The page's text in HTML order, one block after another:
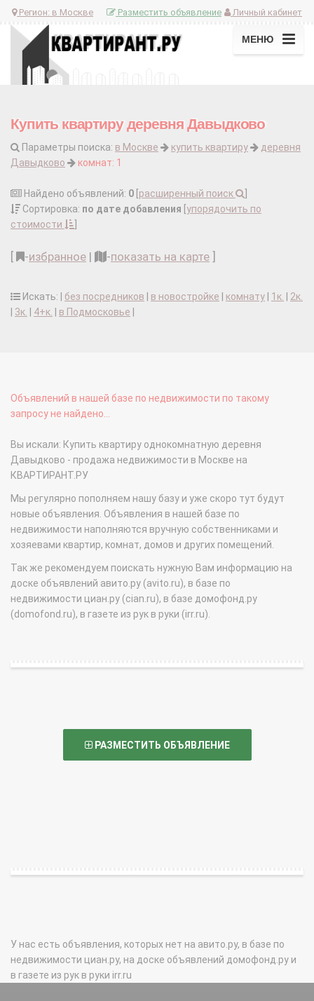
Регион: в Москве Личный кабинет
Разместить объявление
МЕНЮ
Купить квартиру деревня Давыдково
Параметры поиска: в Москве купить квартиру
деревня
Давыдково
комнат: 1
Найдено объявлений: 0 расширенный поиск
Сортировка: по дате добавления упорядочить по
стоимости
-избранное | -показать на карте
Искать: | без посредников в новостройке комнату 1к.
2к.
3к. 4+к. в Подмосковье
Объявлений в нашей базе по недвижимости по такому
запросу не найдено...
Вы искали: Купить квартиру однокомнатную деревня
Давыдково - продажа недвижимости в Москве на
КВАРТИРАНТ.РУ
Мы регулярно пополняем нашу базу и уже скоро тут будут
новые объявления. Объявления в нашей базе по
недвижимости наполняются вручную собственниками и
хозяевами квартир, комнат, домов и других помещений.
Так же рекомендуем поискать нужную Вам информацию на
доске объявлений авито.ру (avito.ru), в базе по
недвижимости циан.ру (cian.ru), в базе домофонд.ру
(domofond.ru), в газете из рук в руки (irr.ru).
РАЗМЕСТИТЬ ОБЪЯВЛЕНИЕ
У нас есть объявления, которых нет на авито.ру, в базе по
недвижимости циан.ру, на доске объявлений домофонд.ру и
в газете из рук в руки irr.ru